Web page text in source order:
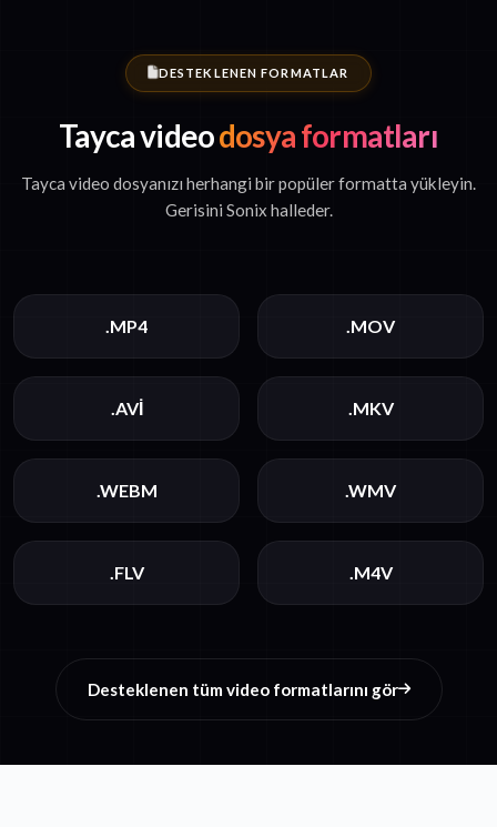
DESTEKLENEN FORMATLAR
Tayca videodosya formatları
Tayca video dosyanızı herhangi bir popüler formatta yükleyin.
Gerisini Sonix halleder.
.MP4 .MOV
.AVI .MKV
.WEBM .WMV
.FLV .M4V
Desteklenen tüm video formatlarını gör